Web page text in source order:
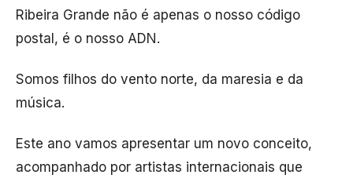
Ribeira Grande não é apenas o nosso código
postal, é o nosso ADN.
Somos filhos do vento norte, da maresia e da
música.
Este ano vamos apresentar um novo conceito,
acompanhado por artistas internacionais que